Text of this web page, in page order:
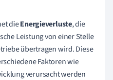
dieEnergieverluste, die
Leistung von einer Stelle
übertragen wird. Diese
Faktoren wie
verursacht werden